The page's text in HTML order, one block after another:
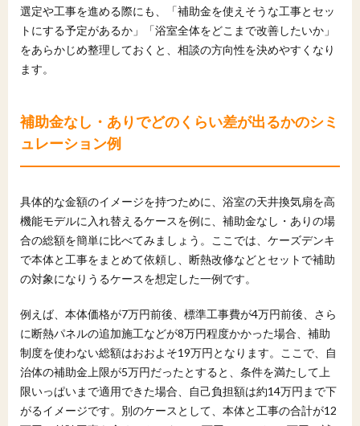
選定や工事を進める際にも、「補助金を使えそうな工事とセッ
トにする予定があるか」「浴室全体をどこまで改善したいか」
をあらかじめ整理しておくと、相談の方向性を決めやすくなり
ます。
補助金なし・ありでどのくらい差が出るかのシミ
ュレーション例
具体的な金額のイメージを持つために、浴室の天井換気扇を高
機能モデルに入れ替えるケースを例に、補助金なし・ありの場
合の総額を簡単に比べてみましょう。ここでは、ケーズデンキ
で本体と工事をまとめて依頼し、断熱改修などとセットで補助
の対象になりうるケースを想定した一例です。
例えば、本体価格が7万円前後、標準工事費が4万円前後、さら
に断熱パネルの追加施工などが8万円程度かかった場合、補助
制度を使わない総額はおおよそ19万円となります。ここで、自
治体の補助金上限が5万円だったとすると、条件を満たして上
限いっぱいまで適用できた場合、自己負担額は約14万円まで下
がるイメージです。別のケースとして、本体と工事の合計が12